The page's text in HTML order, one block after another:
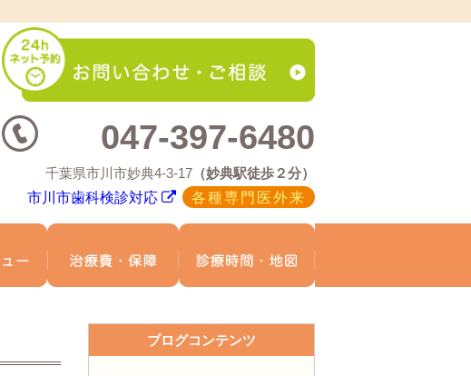
047-397-6480
千葉県市川市妙典4-3-17 （妙典駅徒歩２分）
市川市歯科検診対応
各種専門医外来
治療メニュー 治療費・保証
ブログコンテンツ